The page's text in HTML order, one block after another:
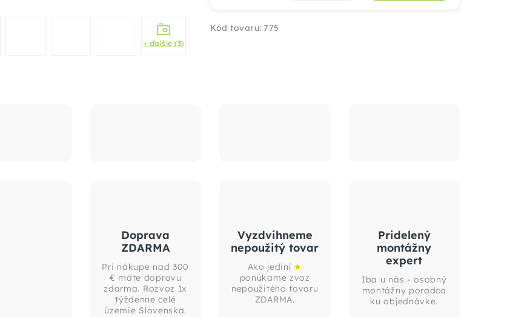
Kód tovaru: 775
+ ďalšie (3)
Doprava
ZDARMA
Pri nákupe nad 300
€ máte dopravu
zdarma. Rozvoz 1x
týždenne celé
územie Slovenska.
Vyzdvihneme
nepoužitý tovar
Ako jediní ★
ponúkame zvoz
nepoužitého tovaru
ZDARMA.
Pridelený
montážny
expert
Iba u nás - osobný
montážny poradca
ku objednávke.